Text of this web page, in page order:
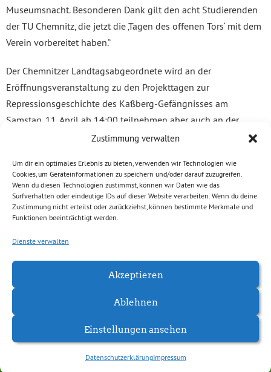
Zustimmung verwalten
Um dir ein optimales Erlebnis zu bieten, verwenden wir Technologien wie
Cookies, um Geräteinformationen zu speichern und/oder darauf zuzugreifen.
Wenn du diesen Technologien zustimmst, können wir Daten wie das
Surfverhalten oder eindeutige IDs auf dieser Website verarbeiten. Wenn du deine
Zustimmung nicht erteilst oder zurückziehst, können bestimmte Merkmale und
Funktionen beeinträchtigt werden.
Dienste verwalten
Akzeptieren
Ablehnen
Einstellungen ansehen
DatenschutzerklärungImpressum
Museumsnacht. Besonderen Dank gilt den acht Studierenden
der TU Chemnitz, die jetzt die ‚Tagen des offenen Tors‘ mit dem
Verein vorbereitet haben.“
Der Chemnitzer Landtagsabgeordnete wird an der
Eröffnungsveranstaltung zu den Projekttagen zur
Repressionsgeschichte des Kaßberg-Gefängnisses am
Samstag, 11. April ab 14:00 teilnehmen aber auch an der
„Erlebbaren Gefängnisbegehung“ ab 19:30 Uhr.Am Sonntag,
zum Häftlingsfreikauf.
Weitere Informationen